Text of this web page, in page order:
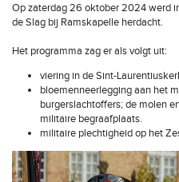
Op zaterdag 26 oktober 2024 werd
de Slag bij Ramskapelle herdacht.
Het programma zag er als volgt uit:
viering in de Sint-
bloemenneerlegging aan het
burgerslachtoffers; de molen
militaire begraafplaats.
militaire plechtigheid op het